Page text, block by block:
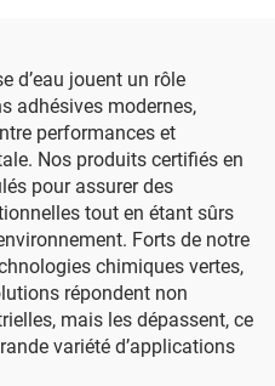
d’eau jouent un rôle
adhésives modernes,
performances et
Nos produits certifiés en
pour assurer des
tout en étant sûrs
Forts de notre
chimiques vertes,
répondent non
mais les dépassent, ce
variété d’applications